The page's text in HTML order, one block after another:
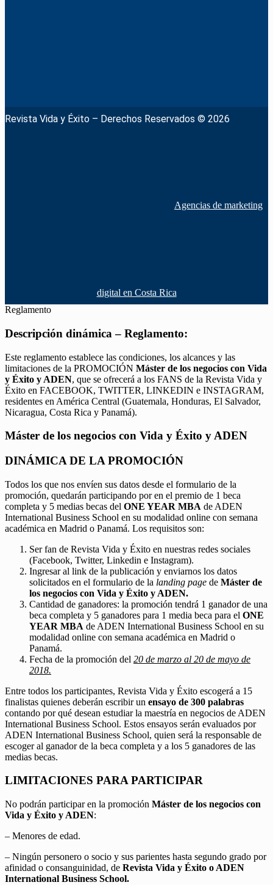
Revista Vida y Éxito – Derechos Reservados © 2026
Agencias de marketing
digital en Costa Rica
Reglamento
Descripción dinámica – Reglamento:
Este reglamento establece las condiciones, los alcances y las
limitaciones de la PROMOCIÓN Máster de los negocios con Vida
y Éxito y ADEN, que se ofrecerá a los FANS de la Revista Vida y
Éxito en FACEBOOK, TWITTER, LINKEDIN e INSTAGRAM,
residentes en América Central (Guatemala, Honduras, El Salvador,
Nicaragua, Costa Rica y Panamá).
Máster de los negocios con Vida y Éxito y ADEN
DINÁMICA DE LA PROMOCIÓN
Todos los que nos envíen sus datos desde el formulario de la
promoción, quedarán participando por en el premio de 1 beca
completa y 5 medias becas del ONE YEAR MBA de ADEN
International Business School en su modalidad online con semana
académica en Madrid o Panamá. Los requisitos son:
Ser fan de Revista Vida y Éxito en nuestras redes sociales
(Facebook, Twitter, Linkedin e Instagram).
Ingresar al link de la publicación y enviarnos los datos
solicitados en el formulario de la landing page de Máster de
los negocios con Vida y Éxito y ADEN.
Cantidad de ganadores: la promoción tendrá 1 ganador de una
beca completa y 5 ganadores para 1 media beca para el ONE
YEAR MBA de ADEN International Business School en su
modalidad online con semana académica en Madrid o
Panamá.
Fecha de la promoción del 20 de marzo al 20 de mayo de
2018.
Entre todos los participantes, Revista Vida y Éxito escogerá a 15
finalistas quienes deberán escribir un ensayo de 300 palabras
contando por qué desean estudiar la maestría en negocios de ADEN
International Business School. Estos ensayos serán evaluados por
ADEN International Business School, quien será la responsable de
escoger al ganador de la beca completa y a los 5 ganadores de las
medias becas.
LIMITACIONES PARA PARTICIPAR
No podrán participar en la promoción Máster de los negocios con
Vida y Éxito y ADEN:
– Menores de edad.
– Ningún personero o socio y sus parientes hasta segundo grado por
afinidad o consanguinidad, de Revista Vida y Éxito o ADEN
International Business School.